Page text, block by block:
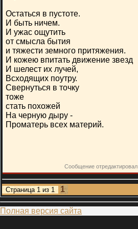
Остаться в пустоте.
И быть ничем.
И ужас ощутить
от смысла бытия
и тяжести земного притяжения.
И кожею впитать движение звезд
И шелест их лучей,
Всходящих поутру.
Свернуться в точку
тоже
стать похожей
На черную дыру -
Проматерь всех материй.
Сообщение отредактировал
Страница 1 из 1 1
Полная версия сайта